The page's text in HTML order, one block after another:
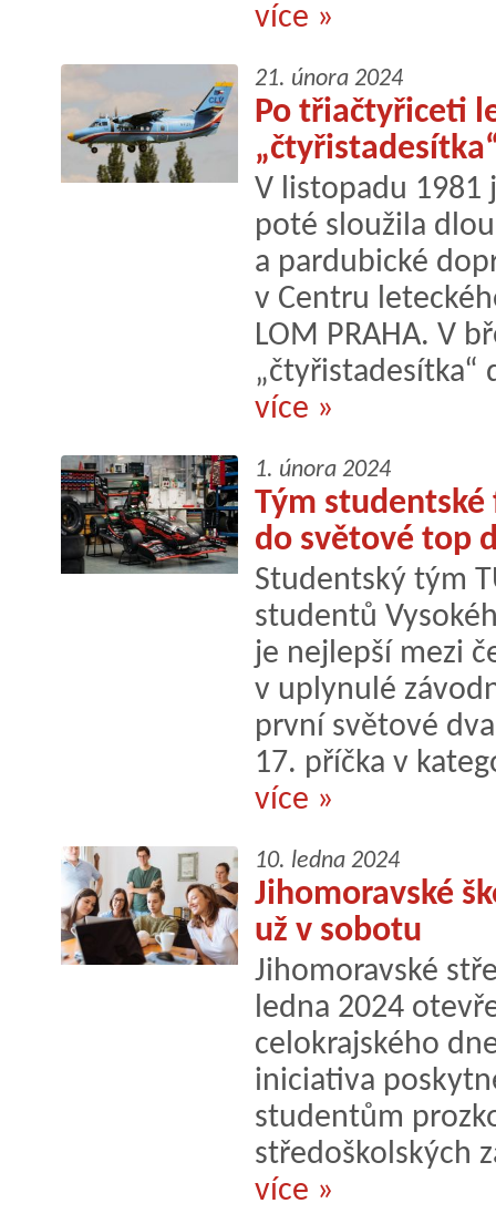
více »
21. února 2024
Po třiačtyřiceti
V listopadu 1981
poté sloužila
a pardubické
v Centru
LOM PRAHA. V
„čtyřistadesítka“
více »
1. února 2024
Tým studentské
do světové top
Studentský tým
studentů
je nejlepší mezi
v uplynulé
první světové
17. příčka v
více »
10. ledna 2024
Jihomoravské
už v sobotu
Jihomoravské
ledna 2024
celokrajského
iniciativa
studentům
středoškolských
více »